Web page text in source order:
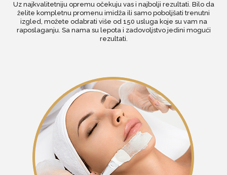
Uz najkvalitetniju opremu očekuju vas i najbolji rezultati. Bilo da
želite kompletnu promenu imidža ili samo poboljšati trenutni
izgled, možete odabrati više od 150 usluga koje su vam na
raposlaganju. Sa nama su lepota i zadovoljstvo jedini mogući
rezultati.